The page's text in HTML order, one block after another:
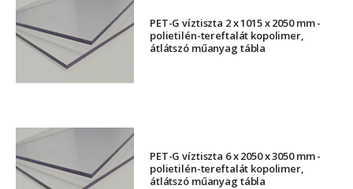
PET-G víztiszta 2 x 1015 x 2050 mm -
polietilén-tereftalát kopolimer,
átlátszó műanyag tábla
PET-G víztiszta 6 x 2050 x 3050 mm -
polietilén-tereftalát kopolimer,
átlátszó műanyag tábla